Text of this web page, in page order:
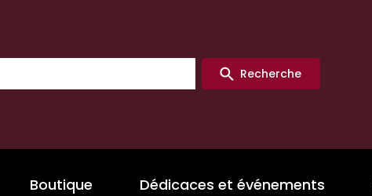
Recherche
Boutique Dédicaces et événements